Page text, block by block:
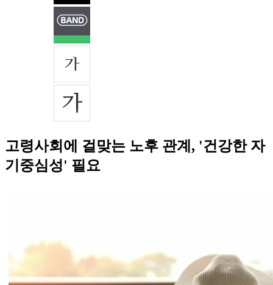
고령사회에 걸맞는 노후 관계, '건강한 자
기중심성' 필요